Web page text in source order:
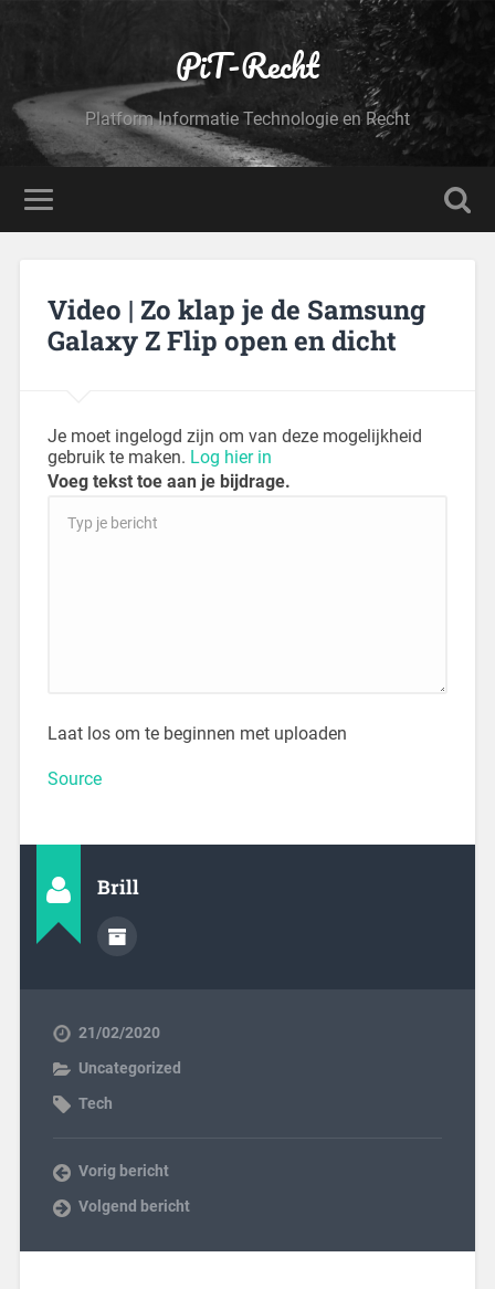
PiT-Recht
Platform Informatie Technologie en Recht
Video | Zo klap je de Samsung
Galaxy Z Flip open en dicht
Je moet ingelogd zijn om van deze mogelijkheid
gebruik te maken. Log hier in
Voeg tekst toe aan je bijdrage.
Laat los om te beginnen met uploaden
Source
Brill
21/02/2020
Uncategorized
Tech
Vorig bericht
Volgend bericht